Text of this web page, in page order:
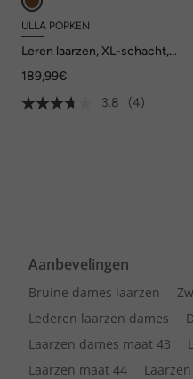
ULLA POPKEN
Leren laarzen, XL-schacht,
H
189,99€
3.8
(4)
Aanbevelingen
Bruine dames laarzen
Lederen laarzen dames
Laarzen dames maat 43
Laarzen maat 44